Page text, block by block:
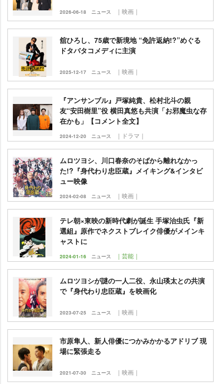
2026-06-18 ニュース ｜映画｜
舘ひろし、75歳で新境地 “免許返納!?”めぐる
ドタバタコメディに主演
2025-12-17 ニュース ｜映画｜
『アンサンブル』戸塚純貴、松村北斗の親
友“安田樹里”役 横田真悠も共演「お邪魔虫な存
在かも」【コメント全文】
2024-12-20 ニュース ｜ドラマ｜
ムロツヨシ、川口春奈のそばから離れなかっ
た!?『身代わり忠臣蔵』メイキング&インタビ
ュー映像
2024-02-08 ニュース ｜映画｜
テレ朝×東映の新時代劇が誕生 手塚治虫氏『新
選組』原作でネクストブレイク俳優がメインキ
ャストに
2024-01-16 ニュース ｜芸能｜
ムロツヨシが謎の一人二役、永山瑛太との共演
で『身代わり忠臣蔵』を映画化
2023-07-25 ニュース ｜映画｜
市原隼人、新人俳優につかみかかるアドリブ 現
場に緊張走る
2021-07-30 ニュース ｜映画｜